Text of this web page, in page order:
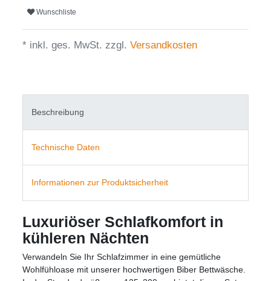
Wunschliste
* inkl. ges. MwSt. zzgl. Versandkosten
Beschreibung
Technische Daten
Informationen zur Produktsicherheit
Luxuriöser Schlafkomfort in
kühleren Nächten
Verwandeln Sie Ihr Schlafzimmer in eine gemütliche
Wohlfühloase mit unserer hochwertigen Biber Bettwäsche.